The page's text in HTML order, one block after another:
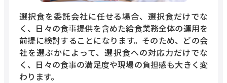
選択食を委託会社に任せる場合、選択食だけでな
く、日々の食事提供を含めた給食業務全体の運用を
前提に検討することになります。そのため、どの会
社を選ぶかによって、選択食への対応力だけでな
く、日々の食事の満足度や現場の負担感も大きく変
わります。